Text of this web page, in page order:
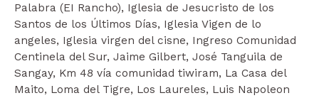
Palabra (EI Rancho), Iglesia de Jesucristo de los
Santos de los Últimos Días, Iglesia Vigen de lo
angeles, Iglesia virgen del cisne, Ingreso Comunidad
Centinela del Sur, Jaime Gilbert, José Tanguila de
Sangay, Km 48 vía comunidad tiwiram, La Casa del
Maito, Loma del Tigre, Los Laureles, Luis Napoleon